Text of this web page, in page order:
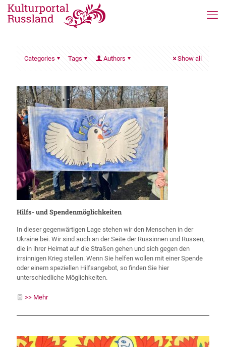
Categories Tags Authors Show all
Hilfs- und Spendenmöglichkeiten
In dieser gegenwärtigen Lage stehen wir den Menschen in der
Ukraine bei. Wir sind auch an der Seite der Russinnen und Russen,
die in ihrer Heimat auf die Straßen gehen und sich gegen den
irrsinnigen Krieg stellen. Wenn Sie helfen wollen mit einer Spende
oder einem speziellen Hilfsangebot, so finden Sie hier
unterschiedliche Möglichkeiten.
>> Mehr